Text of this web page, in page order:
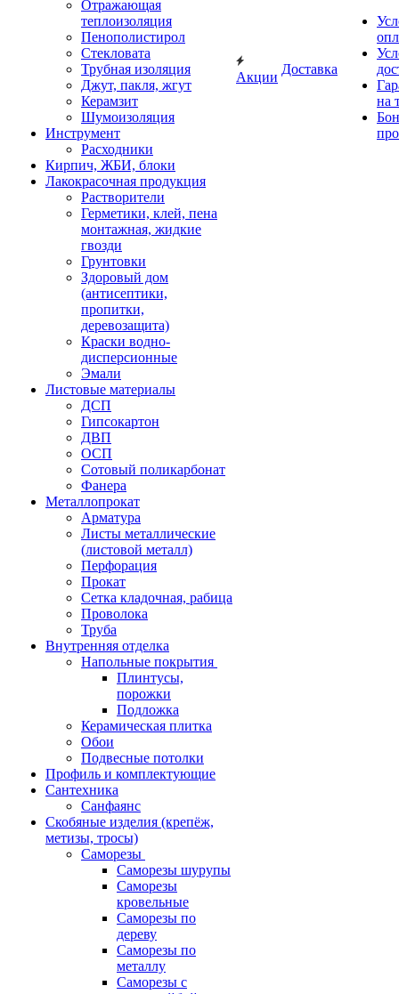
Отражающая
теплоизоляция
Пенополистирол
Стекловата
Трубная изоляция
Джут, пакля, жгут
Керамзит
Шумоизоляция
Инструмент
Расходники
Кирпич, ЖБИ, блоки
Лакокрасочная продукция
Растворители
Герметики, клей, пена
монтажная, жидкие
гвозди
Грунтовки
Здоровый дом
(антисептики,
пропитки,
деревозащита)
Краски водно-
дисперсионные
Эмали
Листовые материалы
ДСП
Гипсокартон
ДВП
ОСП
Сотовый поликарбонат
Фанера
Металлопрокат
Арматура
Листы металлические
(листовой металл)
Перфорация
Прокат
Сетка кладочная, рабица
Проволока
Труба
Внутренняя отделка
Напольные покрытия
Плинтусы,
порожки
Подложка
Керамическая плитка
Обои
Подвесные потолки
Профиль и комплектующие
Сантехника
Санфаянс
Скобяные изделия (крепёж,
метизы, тросы)
Саморезы
Саморезы шурупы
Саморезы
кровельные
Саморезы по
дереву
Саморезы по
металлу
Саморезы с
Акции
Доставка
на